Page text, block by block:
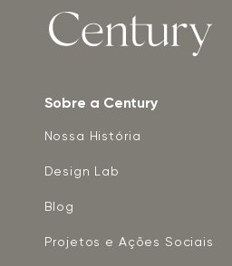
Sobre a Century
Nossa História
Design Lab
Blog
Projetos e Ações Sociais